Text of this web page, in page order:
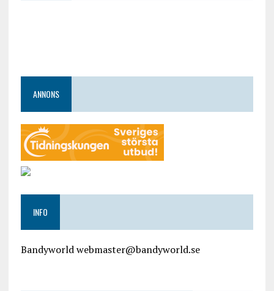
ANNONS
INFO
Bandyworld webmaster@bandyworld.se